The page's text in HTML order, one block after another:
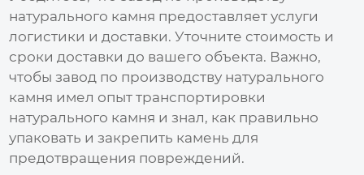
натурального камня предоставляет услуги
логистики и доставки. Уточните стоимость и
сроки доставки до вашего объекта. Важно,
чтобызавод по производству натурального
камня имел опыт транспортировки
натурального камня и знал, как правильно
упаковать и закрепить камень для
предотвращения повреждений.